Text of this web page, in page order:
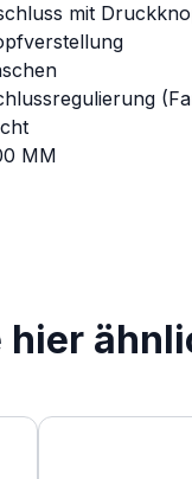
mit
MM
hier